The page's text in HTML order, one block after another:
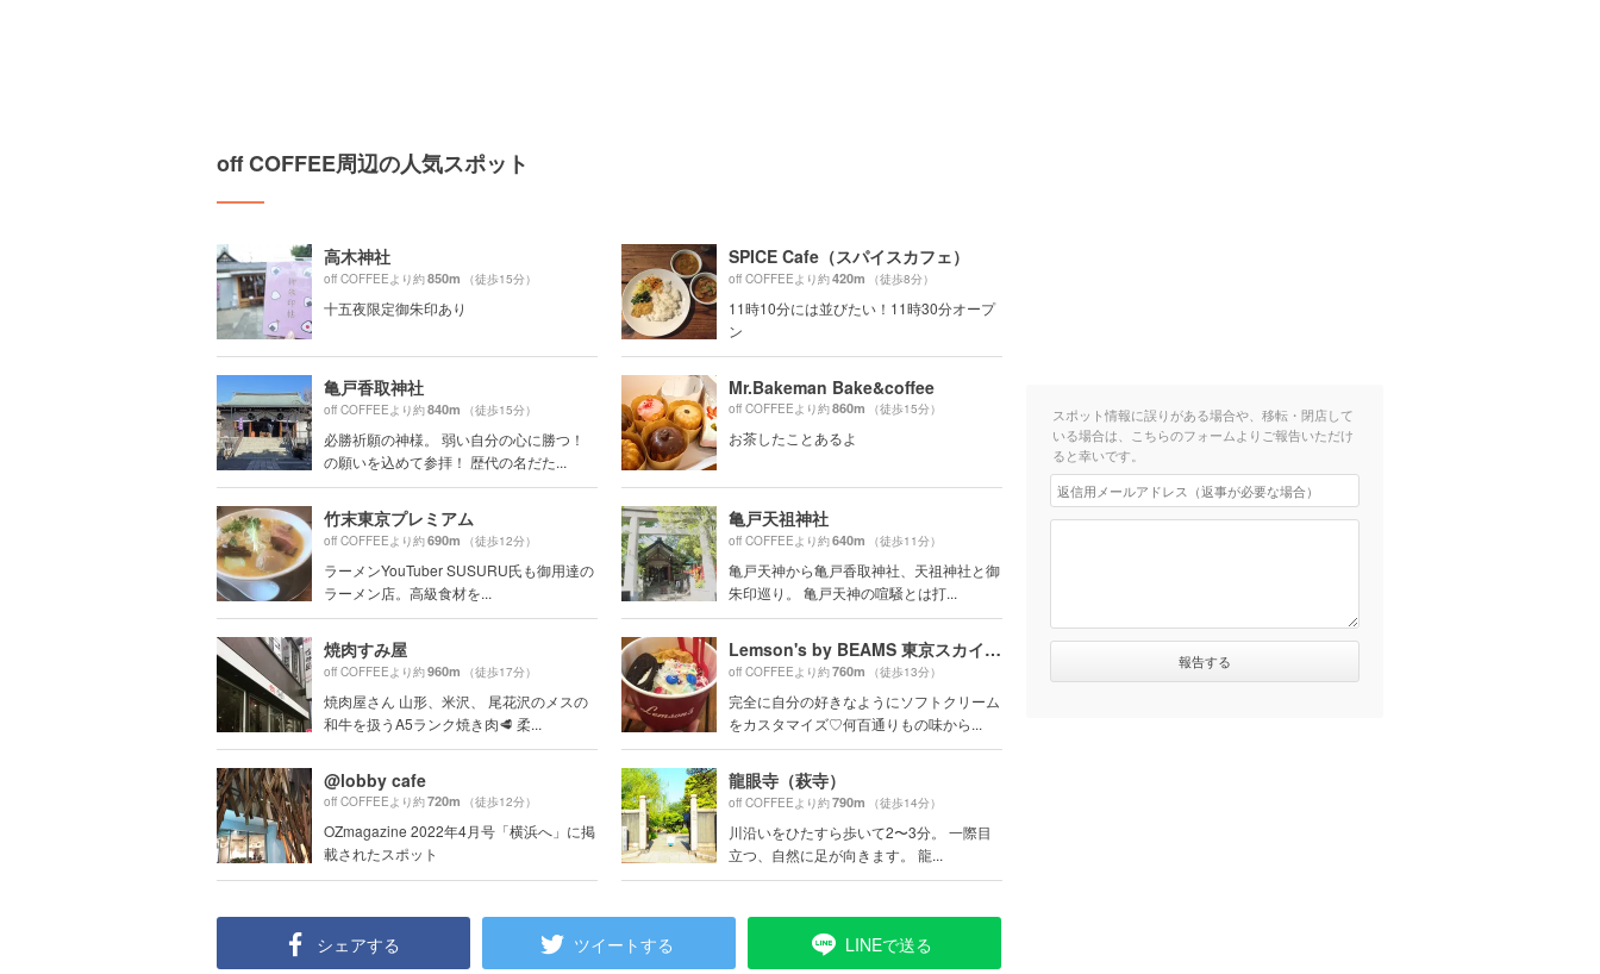
off COFFEE周辺の人気スポット
高木神社
off COFFEEより約850m （徒歩15分）
十五夜限定御朱印あり
SPICE Cafe（スパイスカフェ）
off COFFEEより約420m （徒歩8分）
11時10分には並びたい！11時30分オープ
ン
亀戸香取神社
off COFFEEより約840m （徒歩15分）
必勝祈願の神様。 弱い自分の心に勝つ！
の願いを込めて参拝！ 歴代の名だた...
Mr.Bakeman Bake&coffee
off COFFEEより約860m （徒歩15分）
お茶したことあるよ
竹末東京プレミアム
off COFFEEより約690m （徒歩12分）
ラーメンYouTuber SUSURU氏も御用達の
ラーメン店。高級食材を...
亀戸天祖神社
off COFFEEより約640m （徒歩11分）
亀戸天神から亀戸香取神社、天祖神社と御
朱印巡り。 亀戸天神の喧騒とは打...
焼肉すみ屋
off COFFEEより約960m （徒歩17分）
焼肉屋さん 山形、米沢、 尾花沢のメスの
和牛を扱うA5ランク焼き肉🥩 柔...
Lemson's by BEAMS 東京スカイツリータウン・ソラマチ店（レムソンズ）
off COFFEEより約760m （徒歩13分）
完全に自分の好きなようにソフトクリーム
をカスタマイズ♡何百通りもの味から...
@lobby cafe
off COFFEEより約720m （徒歩12分）
OZmagazine 2022年4月号「横浜へ」に掲
載されたスポット
龍眼寺（萩寺）
off COFFEEより約790m （徒歩14分）
川沿いをひたすら歩いて2〜3分。 一際目
立つ、自然に足が向きます。 龍...
シェアする ツイートする LINEで送る
スポット情報に誤りがある場合や、移転・閉店して
いる場合は、こちらのフォームよりご報告いただけ
ると幸いです。